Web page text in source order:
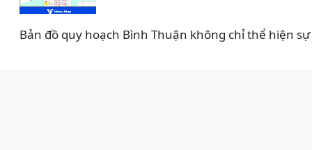
Bản đồ quy hoạch Bình Thuận không chỉ thể hiện